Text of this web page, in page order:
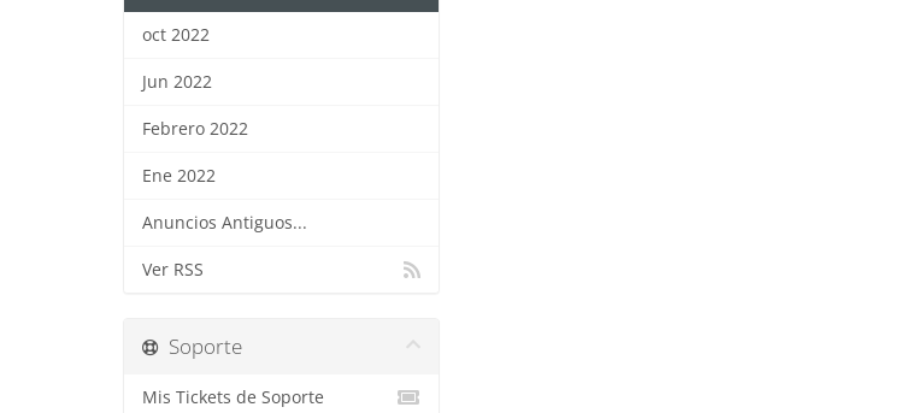
oct 2022
Jun 2022
Febrero 2022
Ene 2022
Anuncios Antiguos...
Ver RSS
Soporte
Mis Tickets de Soporte